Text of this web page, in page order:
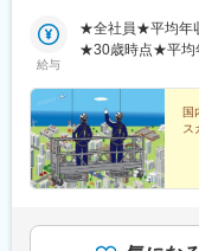
＜北信越＞・信越
市＜東海＞・名古
市・神戸支店／兵
高松市・広島支店
岡市・熊本支店／
煙）
駅、新長田駅、太
卸町駅(宮城県)、
給与
★全社員★平均年
★30歳時点★平均
国
ス